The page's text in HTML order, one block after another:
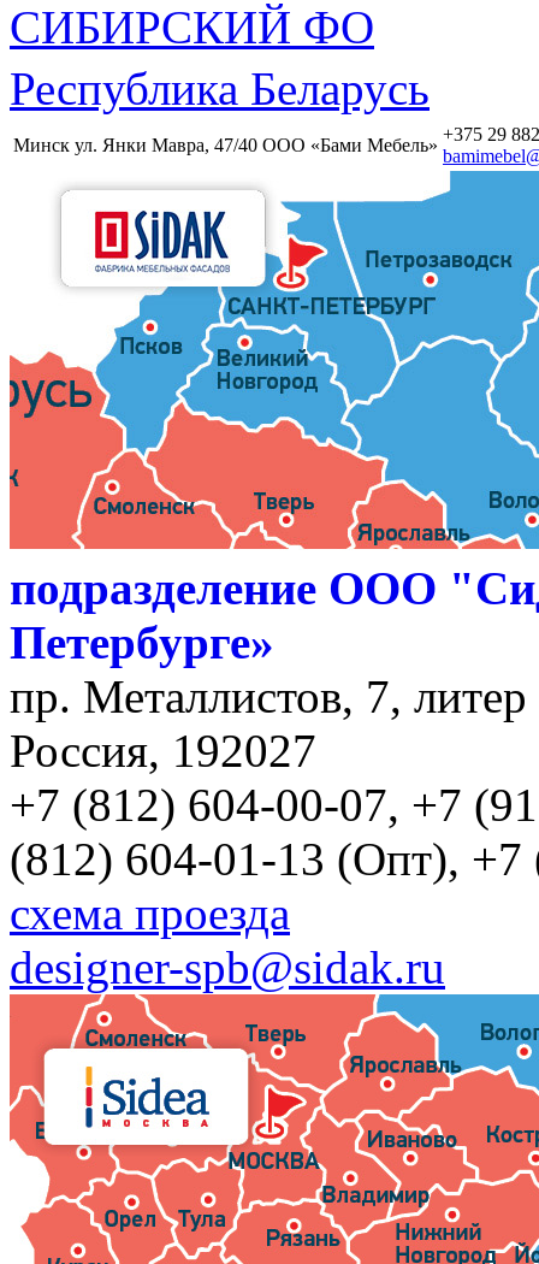
СИБИРСКИЙ ФО
Республика Беларусь
Минск ул. Янки Мавра, 47/40 ООО «Бами Мебель»
+375 29
подразделение ООО
Петербурге»
пр. Металлистов, 7,
Россия, 192027
+7 (812) 604-00-07, +7
(812) 604-01-13 (Опт), +7
схема проезда
designer-spb@sidak.ru